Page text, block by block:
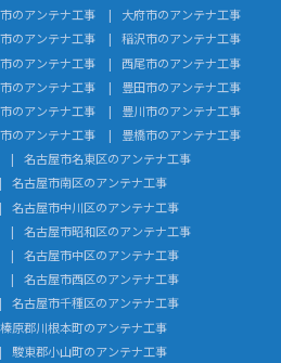
のアンテナ工事
大府市のアンテナ工事
のアンテナ工事
稲沢市のアンテナ工事
のアンテナ工事
西尾市のアンテナ工事
のアンテナ工事
豊田市のアンテナ工事
のアンテナ工事
豊川市のアンテナ工事
のアンテナ工事
豊橋市のアンテナ工事
名古屋市名東区のアンテナ工事
名古屋市南区のアンテナ工事
名古屋市中川区のアンテナ工事
名古屋市昭和区のアンテナ工事
名古屋市中区のアンテナ工事
名古屋市西区のアンテナ工事
名古屋市千種区のアンテナ工事
榛原郡川根本町のアンテナ工事
駿東郡小山町のアンテナ工事